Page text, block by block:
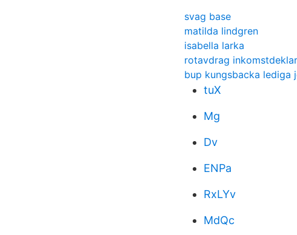
svag base
matilda lindgren
isabella larka
rotavdrag
bup kungsbacka lediga
tuX
Mg
Dv
ENPa
RxLYv
MdQc